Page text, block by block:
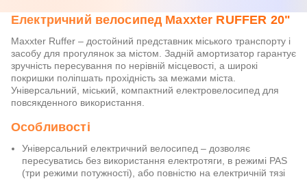
Електричний велосипед Maxxter RUFFER 20"
Maxxter Ruffer – достойний представник міського транспорту і
засобу для прогулянок за містом. Задній амортизатор гарантує
зручність пересування по нерівній місцевості, а широкі
покришки поліпшать прохідність за межами міста.
Універсальний, міський, компактний електровелосипед для
повсякденного використання.
Особливості
Універсальний електричний велосипед – дозволяє
пересуватись без використання електротяги, в режимі PAS
(три режими потужності), або повністю на електричній тязі